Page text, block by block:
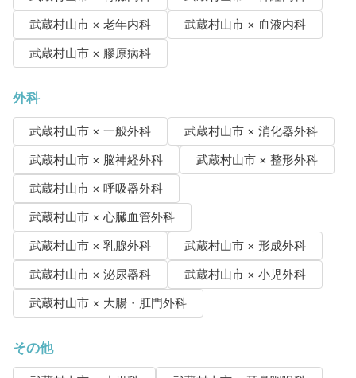
武蔵村山市 × 老年内科
武蔵村山市 × 血液内科
武蔵村山市 × 膠原病科
外科
武蔵村山市 × 一般外科
武蔵村山市 × 消化器外科
武蔵村山市 × 脳神経外科
武蔵村山市 × 整形外科
武蔵村山市 × 呼吸器外科
武蔵村山市 × 心臓血管外科
武蔵村山市 × 乳腺外科
武蔵村山市 × 形成外科
武蔵村山市 × 泌尿器科
武蔵村山市 × 小児外科
武蔵村山市 × 大腸・肛門外科
その他